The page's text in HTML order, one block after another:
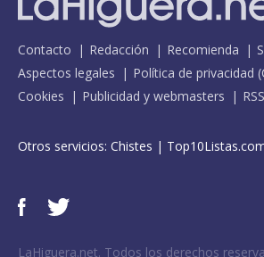
Contacto Redacción Recomienda
Aspectos legales
Política de privacidad (
Cookies
Publicidad y webmasters RSS
Otros servicios: Chistes |
LaHiguera.net. Todos los derechos